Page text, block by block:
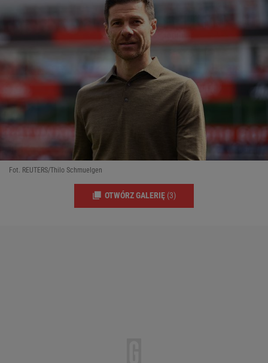
Fot. REUTERS/Thilo Schmuelgen
OTWÓRZ GALERIĘ (3)